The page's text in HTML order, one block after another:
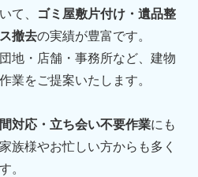
て、
ゴミ屋敷片付け・遺品整
撤去の実績が豊富です。
地・店舗・事務所など、建物
業をご提案いたします。
対応・立ち会い不要作業にも
族様やお忙しい方からも多く
。